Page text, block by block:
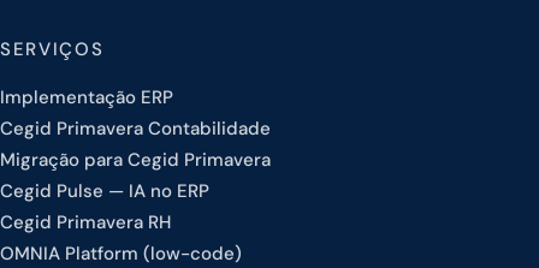
SERVIÇOS
Implementação ERP
Cegid Primavera Contabilidade
Migração para Cegid Primavera
Cegid Pulse — IA no ERP
Cegid Primavera RH
OMNIA Platform (low-code)